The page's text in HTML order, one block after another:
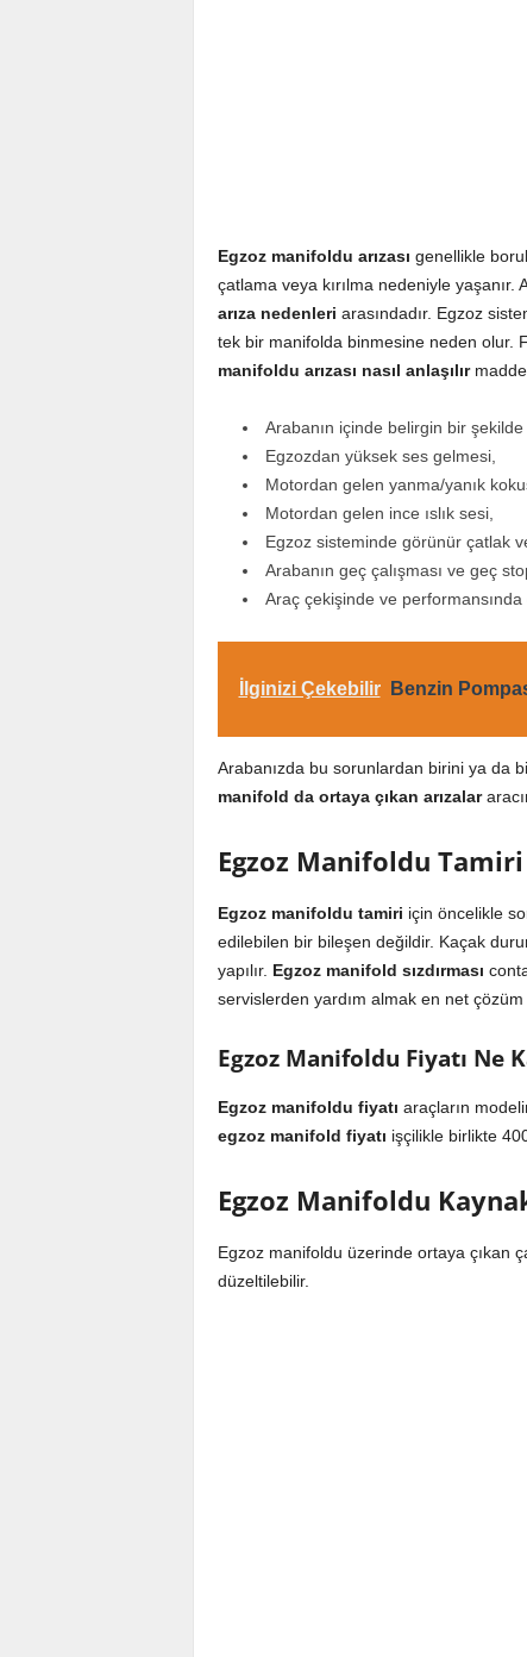
Egzoz manifoldu arızası genellikle
çatlama veya kırılma nedeniyle yaşanır.
arıza nedenleri arasındadır. Egzoz
tek bir manifolda binmesine neden olur.
manifoldu arızası nasıl anlaşılır
Arabanın içinde belirgin bir şekilde
Egzozdan yüksek ses gelmesi,
Motordan gelen yanma/yanık
Motordan gelen ince ıslık sesi,
Egzoz sisteminde görünür çatlak ve
Arabanın geç çalışması ve geç
Araç çekişinde ve
İlginizi Çekebilir Benzin
Arabanızda bu sorunlardan birini ya da
manifold da ortaya çıkan arızalar
Egzoz Manifoldu Tamiri
Egzoz manifoldu tamiri için öncelikle
edilebilen bir bileşen değildir. Kaçak
yapılır. Egzoz manifold sızdırması
servislerden yardım almak en net çözüm
Egzoz Manifoldu Fiyatı Ne
Egzoz manifoldu fiyatı araçların
egzoz manifold fiyatı işçilikle birlikte
Egzoz Manifoldu
Egzoz manifoldu üzerinde ortaya çıkan
düzeltilebilir.